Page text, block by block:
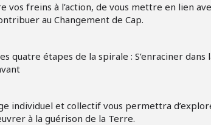
freins à l’action, de vous mettre en lien
au Changement de Cap.
quatre étapes de la spirale : S’enraciner
individuel et collectif vous permettra
à la guérison de la Terre.